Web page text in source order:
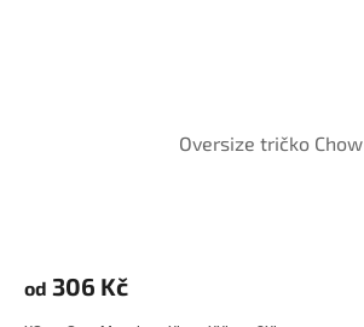
Oversize tričko Chow
od 306 Kč